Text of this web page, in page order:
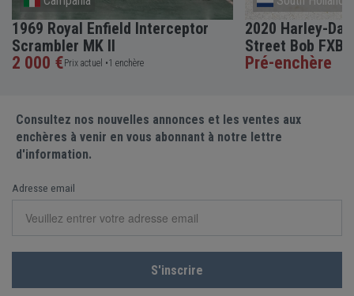
1969 Royal Enfield Interceptor
Scrambler MK II
2 000 €Prix actuel •1 enchère
2020 Harley-
Street Bob
Pré-enchère
Consultez nos nouvelles annonces et les ventes aux
enchères à venir en vous abonnant à notre lettre
d'information.
Adresse email